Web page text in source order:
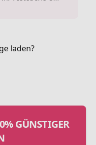
laden?
GÜNSTIGER